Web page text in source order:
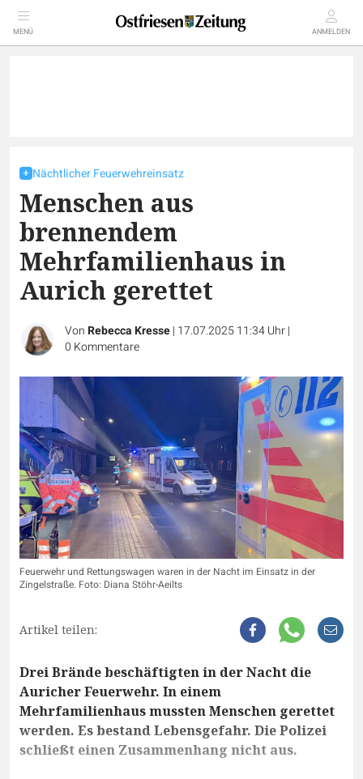
MENÜ ANMELDEN
Nächtlicher Feuerwehreinsatz
Menschen aus
brennendem
Mehrfamilienhaus in
Aurich gerettet
VonRebecca Kresse| 17.07.2025 11:34 Uhr|
0 Kommentare
Feuerwehr und Rettungswagen waren in der Nacht im Einsatz in der
Zingelstraße. Foto: Diana Stöhr-Aeilts
Artikel teilen:
Drei Brände beschäftigten in der Nacht die
Auricher Feuerwehr. In einem
Mehrfamilienhaus mussten Menschen gerettet
werden. Es bestand Lebensgefahr. Die Polizei
schließt einen Zusammenhang nicht aus.